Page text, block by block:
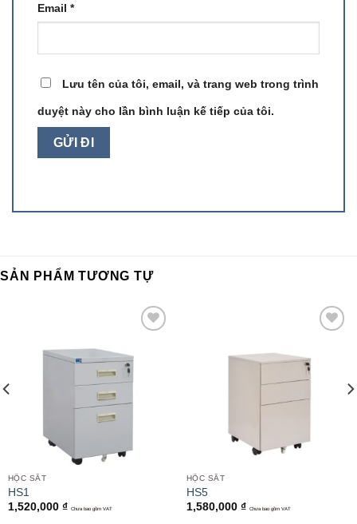
Email *
Lưu tên của tôi, email, và trang web trong trình
duyệt này cho lần bình luận kế tiếp của tôi.
SẢN PHẨM TƯƠNG TỰ
wishlist
HỘC SẮT
HS1
1,520,000 ₫ Chưa bao gồm VAT
HỘC SẮT
HS5
1,580,000 ₫ Chưa bao gồm VAT